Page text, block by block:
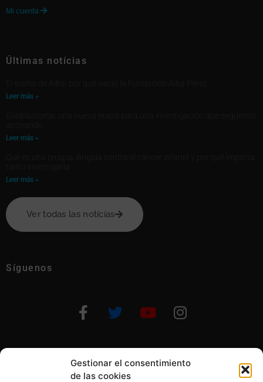
Gestionar el consentimiento
de las cookies
Mi cuenta 
Últimas notícias
Leer más »
Leer más »
Leer más »
Ver todas las notícias
Síguenos
Otras formas de ayudar